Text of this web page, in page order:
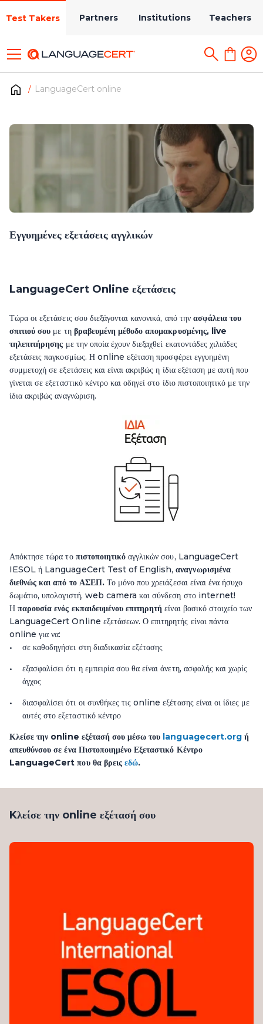
Test Takers Partners Institutions Teachers
LanguageCert online
Εγγυημένες εξετάσεις αγγλικών
LanguageCert Online εξετάσεις
Τώρα οι εξετάσεις σου διεξάγονται κανονικά, από την ασφάλεια του
σπιτιού σου με τη βραβευμένη μέθοδο απομακρυσμένης, live
τηλεπιτήρησης με την οποία έχουν διεξαχθεί εκατοντάδες χιλιάδες
εξετάσεις παγκοσμίως. Η online εξέταση προσφέρει εγγυημένη
συμμετοχή σε εξετάσεις και είναι ακριβώς η ίδια εξέταση με αυτή που
γίνεται σε εξεταστικό κέντρο και οδηγεί στο ίδιο πιστοποιητικό με την
ίδια ακριβώς αναγνώριση.
Απόκτησε τώρα το πιστοποιητικό αγγλικών σου, LanguageCert
IESOL ή LanguageCert Test of English,αναγνωρισμένα
διεθνώς και από το ΑΣΕΠ.Το μόνο που χρειάζεσαι είναι ένα ήσυχο
δωμάτιο, υπολογιστή, web camera και σύνδεση στο internet!
Ηπαρουσία ενός εκπαιδευμένου επιτηρητή είναι βασικό στοιχείο των
LanguageCert Online εξετάσεων. Ο επιτηρητής είναι πάντα
online για να:
σε καθοδηγήσει στη διαδικασία εξέτασης
εξασφαλίσει ότι η εμπειρία σου θα είναι άνετη, ασφαλής και χωρίς
άγχος
διασφαλίσει ότι οι συνθήκες τις online εξέτασης είναι οι ίδιες με
αυτές στο εξεταστικό κέντρο
Κλείσε την online εξέτασή σου μέσω του languagecert.orgή
απευθύνσου σε ένα Πιστοποιημένο Εξεταστικό Κέντρο
LanguageCert που θα βρεις εδώ.
Kλείσε την online εξέτασή σου